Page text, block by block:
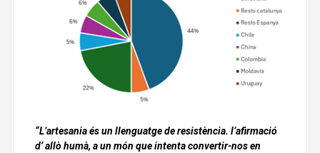
“L’artesania és un llenguatge de resistència. l’afirmació
d’ allò humà, a un món que intenta convertir-nos en